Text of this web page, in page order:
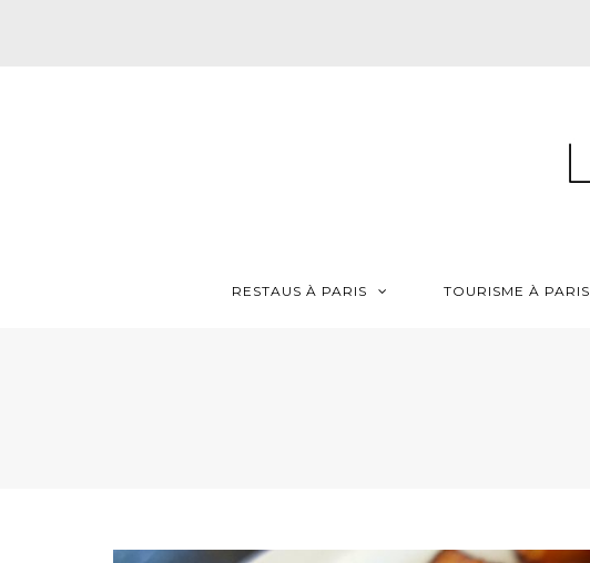
RESTAUS À PARIS TOURISME À PARIS